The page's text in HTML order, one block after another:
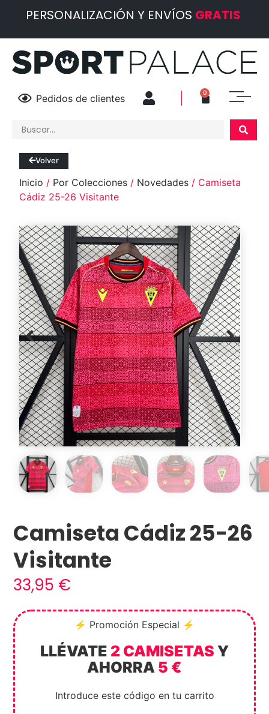
PERSONALIZACIÓN Y ENVÍOS GRATIS
Pedidos de clientes 0
Camiseta Cádiz 25-26
Visitante
33,95 €
⚡ Promoción Especial ⚡
LLÉVATE 2 CAMISETAS Y
AHORRA 5 €
Introduce este código en tu carrito
Volver
Inicio / Por Colecciones / Novedades / Camiseta
Cádiz 25-26 Visitante